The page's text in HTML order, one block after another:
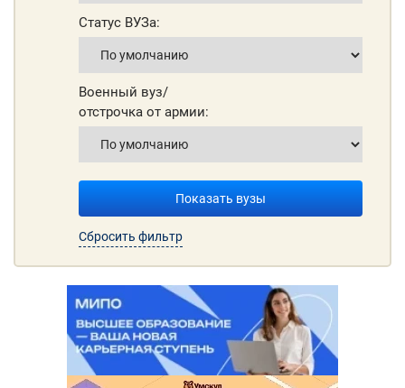
Статус ВУЗа:
Военный вуз/
отстрочка от армии:
Показать вузы
Сбросить фильтр